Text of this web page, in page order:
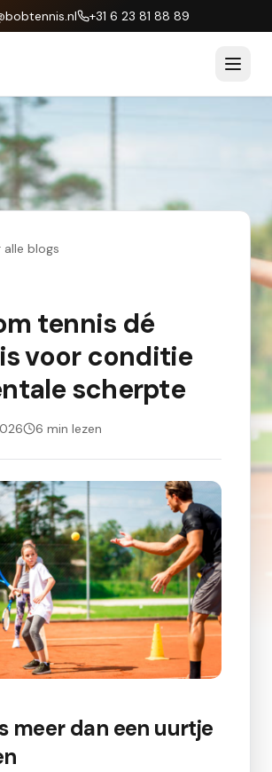
+31 6 23 81 88 89
alle blogs
tennis dé
voor conditie
scherpte
6 min lezen
meer dan een uurtje